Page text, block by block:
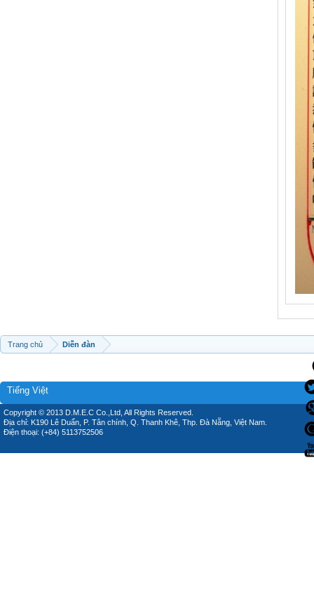
Trang chủ Diễn đàn
Tiếng Việt
Copyright © 2013 D.M.E.C Co.,Ltd, All Rights Reserved.
Địa chỉ: K190 Lê Duẩn, P. Tân chính, Q. Thanh Khê, Thp. Đà Nẵng, Việt Nam.
Điện thoại: (+84) 5113752506